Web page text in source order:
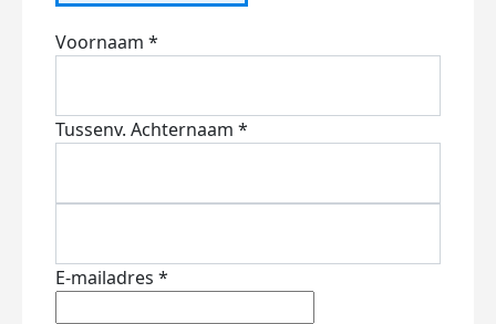
Voornaam *
Tussenv. Achternaam *
E-mailadres *